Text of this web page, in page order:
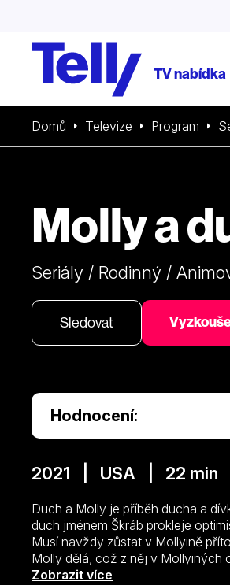
TV nabídka
Domů Televize Program
Molly a
Seriály / Rodinný /
Sledovat
Hodnocení:
2021 | USA | 22 min
Duch a Molly je příběh ducha a
duch jménem Škráb prokleje
Musí navždy zůstat v Mollyině
Molly dělá, což z něj v Mollyiných
Škrába na všechny její
Zobrazit více